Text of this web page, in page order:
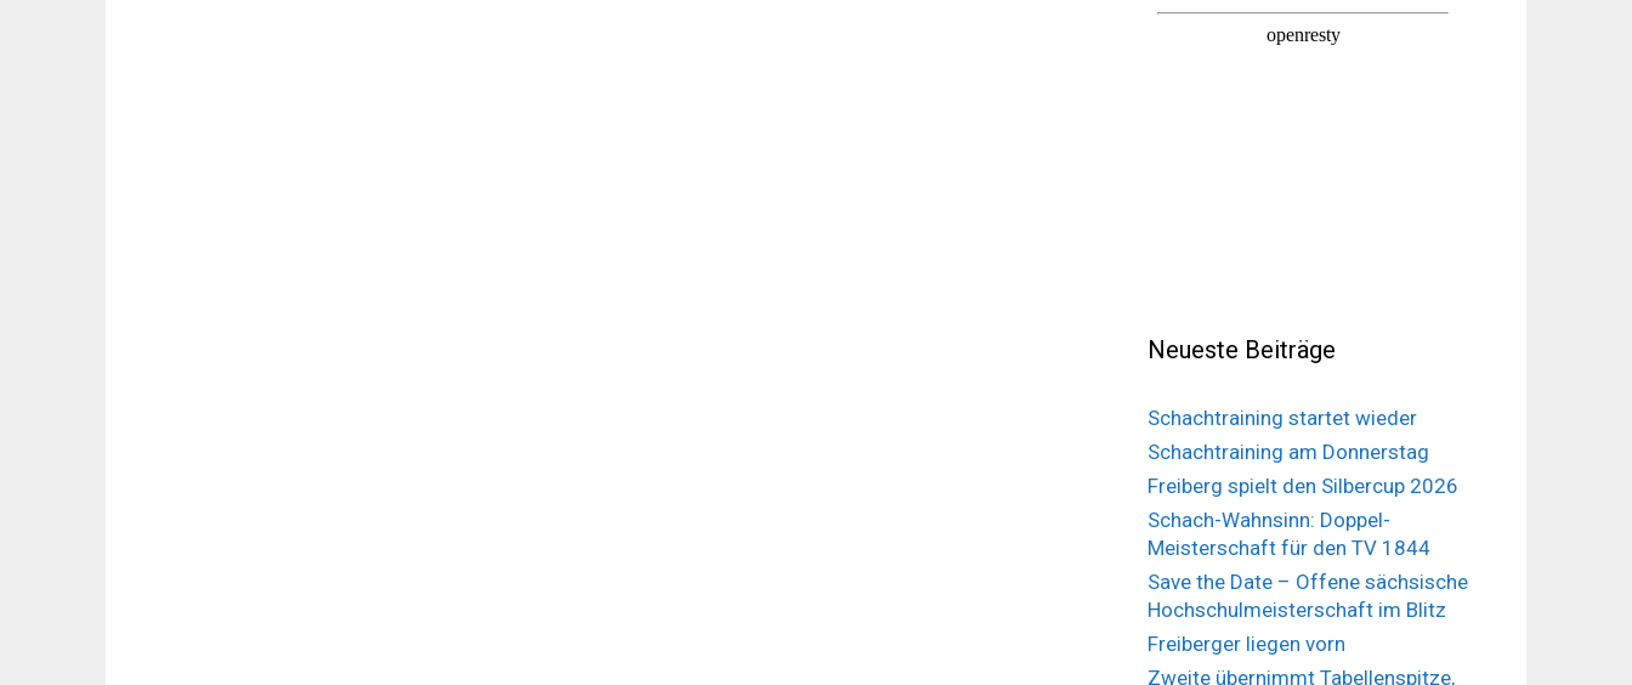
Neueste Beiträge
Schachtraining startet wieder
Schachtraining am Donnerstag
Freiberg spielt den Silbercup 2026
Schach-Wahnsinn: Doppel-
Meisterschaft für den TV 1844
Save the Date – Offene sächsische
Hochschulmeisterschaft im Blitz
Freiberger liegen vorn
Zweite übernimmt Tabellenspitze,